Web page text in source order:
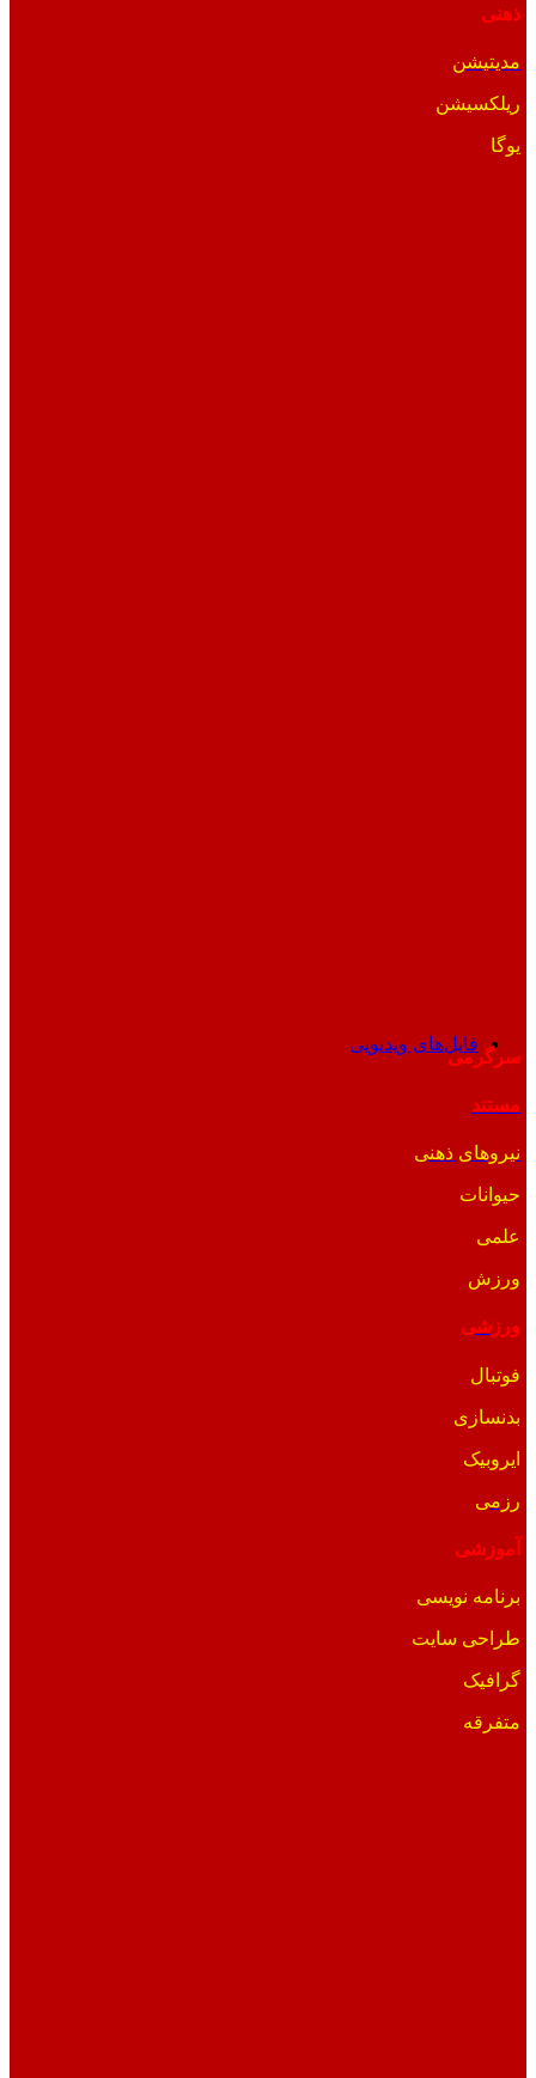
ذهنی
مدیتیشن
ریلکسیشن
یوگا
فایل‌های ویدیویی
سرگرمی
مستند
نیروهای ذهنی
حیوانات
علمی
ورزش
ورزشی
فوتبال
بدنسازی
ایروبیک
رزمی
آموزشی
برنامه نویسی
طراحی سایت
گرافیک
متفرقه